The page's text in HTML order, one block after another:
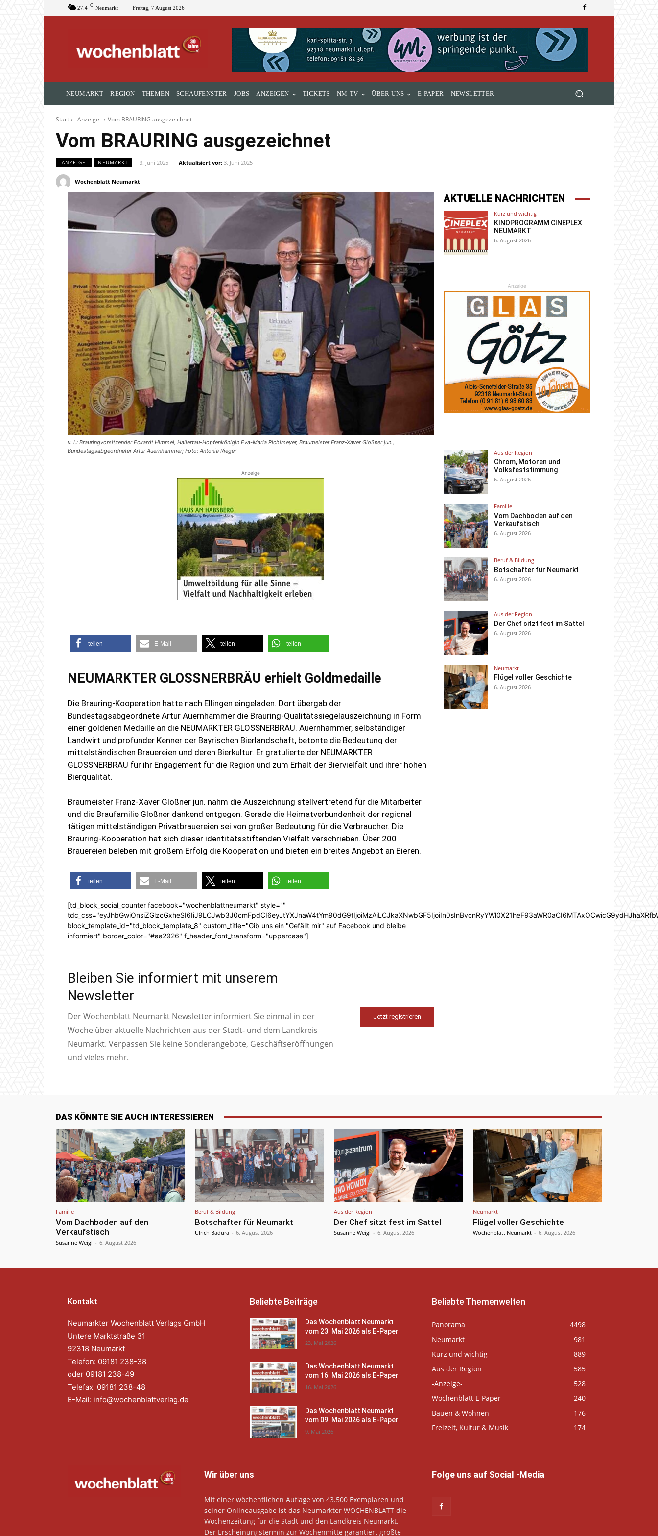
27.4 C Neumarkt Freitag, 7 August 2026
NEUMARKT REGION THEMEN SCHAUFENSTER JOBS ANZEIGEN TICKETS NM-TV ÜBER UNS E-PAPER NEWSLETTER
Start -Anzeige- Vom BRAURING ausgezeichnet
Vom BRAURING ausgezeichnet
-ANZEIGE- NEUMARKT 3. Juni 2025 Aktualisiert vor: 3. Juni 2025
Wochenblatt Neumarkt
v. l.: Brauringvorsitzender Eckardt Himmel, Hallertau-Hopfenkönigin Eva-Maria Pichlmeyer, Braumeister Franz-Xaver Gloßner jun.,
Bundestagsabgeordneter Artur Auernhammer; Foto: Antonia Rieger
Anzeige
teilen E-Mail teilen teilen
NEUMARKTER GLOSSNERBRÄU erhielt Goldmedaille
Die Brauring-Kooperation hatte nach Ellingen eingeladen. Dort übergab der
Bundestagsabgeordnete Artur Auernhammer die Brauring-Qualitätssiegelauszeichnung in Form
einer goldenen Medaille an die NEUMARKTER GLOSSNERBRÄU. Auernhammer, selbständiger
Landwirt und profunder Kenner der Bayrischen Bierlandschaft, betonte die Bedeutung der
mittelständischen Brauereien und deren Bierkultur. Er gratulierte der NEUMARKTER
GLOSSNERBRÄU für ihr Engagement für die Region und zum Erhalt der Biervielfalt und ihrer hohen
Bierqualität.
Braumeister Franz-Xaver Gloßner jun. nahm die Auszeichnung stellvertretend für die Mitarbeiter
und die Braufamilie Gloßner dankend entgegen. Gerade die Heimatverbundenheit der regional
tätigen mittelständigen Privatbrauereien sei von großer Bedeutung für die Verbraucher. Die
Brauring-Kooperation hat sich dieser identitätsstiftenden Vielfalt verschrieben. Über 200
Brauereien beleben mit großem Erfolg die Kooperation und bieten ein breites Angebot an Bieren.
teilen E-Mail teilen teilen
[td_block_social_counter facebook="wochenblattneumarkt" style=""
block_template_id="td_block_template_8" custom_title="Gib uns ein "Gefällt mir" auf Facebook und bleibe
informiert" border_color="#aa2926" f_header_font_transform="uppercase"]
Bleiben Sie informiert mit unserem
Newsletter
Der Wochenblatt Neumarkt Newsletter informiert Sie einmal in der
Woche über aktuelle Nachrichten aus der Stadt- und dem Landkreis
Neumarkt. Verpassen Sie keine Sonderangebote, Geschäftseröffnungen
und vieles mehr.
Jetzt registrieren
AKTUELLE NACHRICHTEN
Kurz und wichtig
KINOPROGRAMM CINEPLEX
NEUMARKT
6. August 2026
Anzeige
Aus der Region
Chrom, Motoren und
Volksfeststimmung
6. August 2026
Familie
Vom Dachboden auf den
Verkaufstisch
6. August 2026
Beruf & Bildung
Botschafter für Neumarkt
6. August 2026
Aus der Region
Der Chef sitzt fest im Sattel
6. August 2026
Neumarkt
Flügel voller Geschichte
6. August 2026
DAS KÖNNTE SIE AUCH INTERESSIEREN
Familie
Vom Dachboden auf den
Verkaufstisch
Susanne Weigl - 6. August 2026
Beruf & Bildung
Botschafter für Neumarkt
Ulrich Badura - 6. August 2026
Aus der Region
Der Chef sitzt fest im Sattel
Susanne Weigl - 6. August 2026
Neumarkt
Flügel voller Geschichte
Wochenblatt Neumarkt - 6. August 2026
Kontakt
Neumarkter Wochenblatt Verlags GmbH
Untere Marktstraße 31
92318 Neumarkt
Telefon: 09181 238-38
oder 09181 238-49
Telefax: 09181 238-48
E-Mail: info@wochenblattverlag.de
Beliebte Beiträge
Das Wochenblatt Neumarkt
vom 23. Mai 2026 als E-Paper
23. Mai 2026
Das Wochenblatt Neumarkt
vom 16. Mai 2026 als E-Paper
16. Mai 2026
Das Wochenblatt Neumarkt
vom 09. Mai 2026 als E-Paper
9. Mai 2026
Beliebte Themenwelten
Panorama
4498
Neumarkt
981
Kurz und wichtig
889
Aus der Region
585
-Anzeige-
528
Wochenblatt E-Paper
240
Bauen & Wohnen
176
Freizeit, Kultur & Musik
174
Wir über uns
Mit einer wöchentlichen Auflage von 43.500 Exemplaren und
seiner Onlineausgabe ist das Neumarkter WOCHENBLATT die
Wochenzeitung für die Stadt und den Landkreis Neumarkt.
Der Erscheinungstermin zur Wochenmitte garantiert größte
Folge uns auf Social -Media